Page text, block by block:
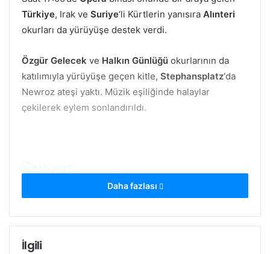
Türkiye, Irak ve Suriye‘li Kürtlerin yanısıra Alınteri
okurları da yürüyüşe destek verdi.
Özgür Gelecek ve Halkın Günlüğü okurlarının da
katılımıyla yürüyüşe geçen kitle, Stephansplatz‘da
Newroz ateşi yaktı. Müzik eşiliğinde halaylar
çekilerek eylem sonlandırıldı.
Daha fazlası
İlgili